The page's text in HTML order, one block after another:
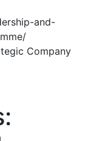
and-